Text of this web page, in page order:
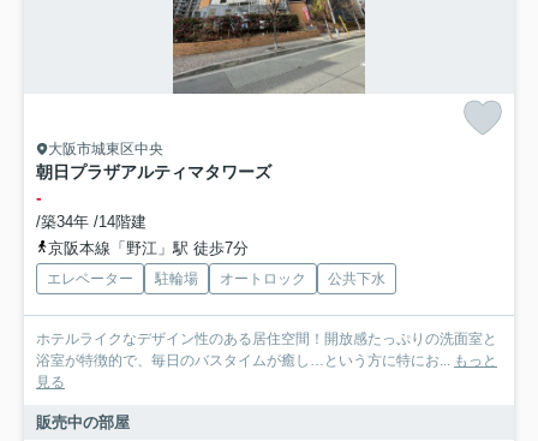
大阪市城東区中央
朝日プラザアルティマタワーズ
-
/築34年 /14階建
京阪本線「野江」駅 徒歩7分
エレベーター 駐輪場 オートロック 公共下水
ホテルライクなデザイン性のある居住空間！開放感たっぷりの洗面室と
浴室が特徴的で、毎日のバスタイムが癒し…という方に特にお... もっと
見る
販売中の部屋